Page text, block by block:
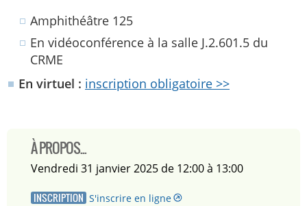
Amphithéâtre 125
En vidéoconférence à la salle J.2.601.5 du
CRME
En virtuel : inscription obligatoire >>
À PROPOS...
vendredi 31 janvier 2025 de 12:00 à 13:00
INSCRIPTION S'inscrire en ligne